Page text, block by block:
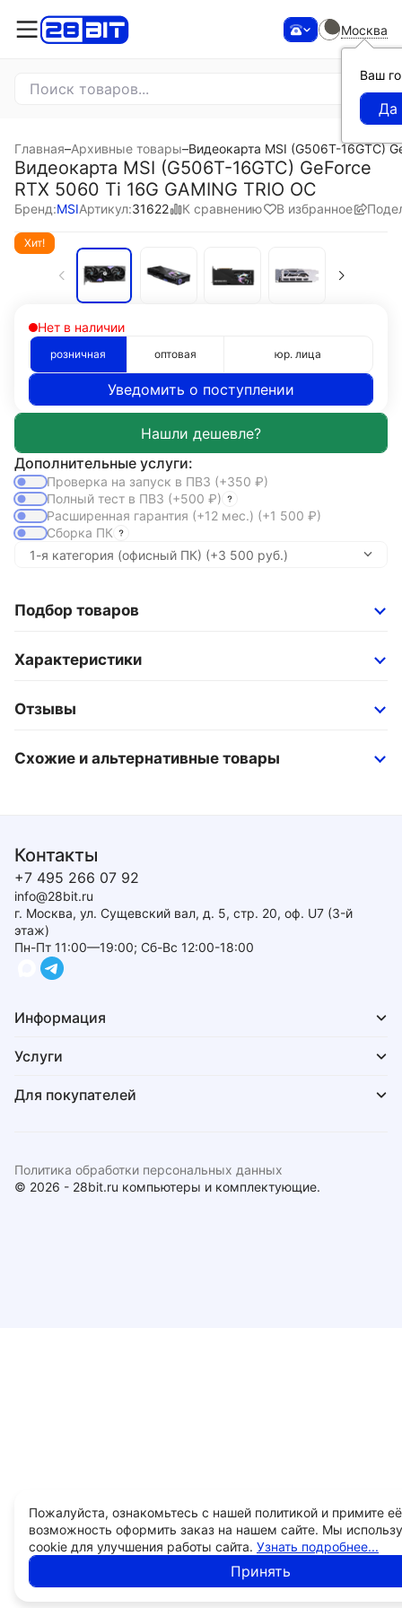
Москва
Ваш
Главная–Архивные товары–Видеокарта MSI (G506T-16GTC)
Видеокарта MSI (G506T-16GTC) GeForce
RTX 5060 Ti 16G GAMING TRIO OC
Бренд:MSIАртикул:31622 К сравнению В избранное
Хит!
Нет в наличии
розничная оптовая юр. лица
Уведомить о поступлении
Дополнительные услуги:
Проверка на запуск в ПВЗ (+350 ₽)
Полный тест в ПВЗ (+500 ₽)
Расширенная гарантия (+12 мес.) (+1 500 ₽)
Сборка ПК
Подбор товаров
Характеристики
Отзывы
Схожие и альтернативные товары
Контакты
+7 495 266 07 92
info@28bit.ru
г. Москва, ул. Сущевский вал, д. 5, стр. 20, оф. U7 (3-й
этаж)
Пн-Пт 11:00—19:00; Сб-Вс 12:00-18:00
Информация
Услуги
Для покупателей
© 2026 - 28bit.ru компьютеры и комплектующие.
Политика обработки персональных данных
Пожалуйста, ознакомьтесь с нашей политикой и примите
возможность оформить заказ на нашем сайте. Мы
cookie для улучшения работы сайта. Узнать подробнее...
Принять